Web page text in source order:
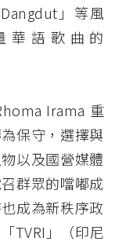
」等風
華語歌曲的
Irama 重
保守，選擇與
以及國營媒體
群眾的噹嘟成
成為新秩序政
TVRI」（印尼